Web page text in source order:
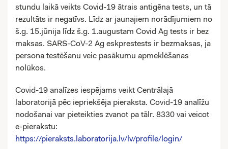
stundu laikā veikts Covid-19 ātrais antigēna tests, un tā
rezultāts ir negatīvs. Līdz ar jaunajiem norādījumiem no
š.g. 15.jūnija līdz š.g. 1.augustam Covid Ag tests ir bez
maksas. SARS-CoV-2 Ag eskprestests ir bezmaksas, ja
persona testēšanu veic pasākumu apmeklēšanas
nolūkos.
Covid-19 analīzes iespējams veikt Centrālajā
laboratorijā pēc iepriekšēja pieraksta. Covid-19 analīžu
nodošanai var pieteikties zvanot pa tālr. 8330 vai veicot
e-pierakstu:
https://pieraksts.laboratorija.lv/lv/profile/login/